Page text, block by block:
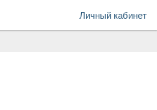
Личный кабинет